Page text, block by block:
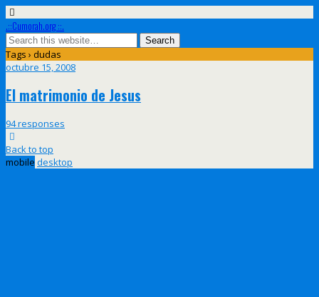
.::Cumorah.org ::.
Tags › dudas
octubre 15, 2008
El matrimonio de Jesus
94 responses
Back to top
mobile desktop